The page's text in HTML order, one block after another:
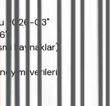
2026-Q3"
kaynaklar)
verileri